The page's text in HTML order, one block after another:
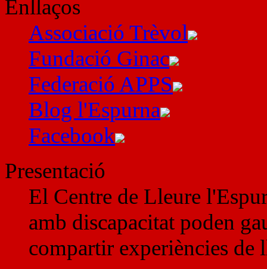
Enllaços
Associació Trèvol
Fundació Ginac
Federació APPS
Blog l'Espurna
Facebook
Presentació
El Centre de Lleure
amb discapacitat poden
compartir experiències de